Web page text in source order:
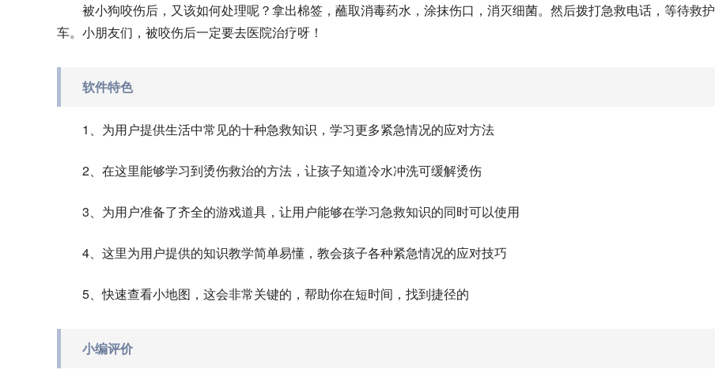
被小狗咬伤后，又该如何处理呢？拿出棉签，蘸取消毒药水，涂抹伤口，消灭细菌。然后拨打急救电话，等待救护
车。小朋友们，被咬伤后一定要去医院治疗呀！
软件特色
1、为用户提供生活中常见的十种急救知识，学习更多紧急情况的应对方法
2、在这里能够学习到烫伤救治的方法，让孩子知道冷水冲洗可缓解烫伤
3、为用户准备了齐全的游戏道具，让用户能够在学习急救知识的同时可以使用
4、这里为用户提供的知识教学简单易懂，教会孩子各种紧急情况的应对技巧
5、快速查看小地图，这会非常关键的，帮助你在短时间，找到捷径的
小编评价